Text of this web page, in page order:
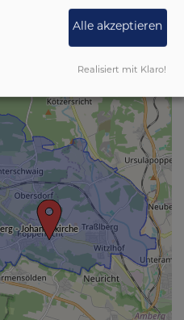
Alle akzeptieren
Realisiert mit Klaro!